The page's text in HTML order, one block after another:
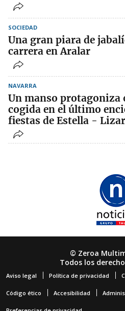
SOCIEDAD
Una gran piara de
carrera en Aralar
NAVARRA
Un manso protagoniza
cogida en el último
fiestas de Estella -
© Zeroa
Todos los
Aviso legal Política de privacidad
Código ético Accesibilidad